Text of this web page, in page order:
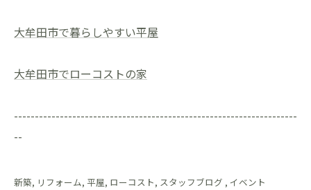
大牟田市で暮らしやすい平屋
大牟田市でローコストの家
--------------------------------------------------------------------
--
新築 リフォーム 平屋 ローコスト スタッフブログ イベント